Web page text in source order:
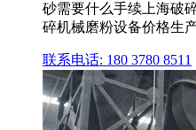
砂需要什么手续上海破
碎机械磨粉设备价格生
联系电话: 180 3780 8511